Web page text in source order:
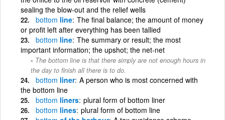
sealing the blow-out and the relief wells
bottom line The final balance; the amount of money
or profit left after everything has been tallied
bottom line The summary or result; the most
important information; the upshot; the net-net
The bottom line is that there simply are not enough hours in
the day to finish all there is to do.
bottom liner A person who is most concerned with
the bottom line
bottom liners plural form of bottom liner
bottom lines plural form of bottom line